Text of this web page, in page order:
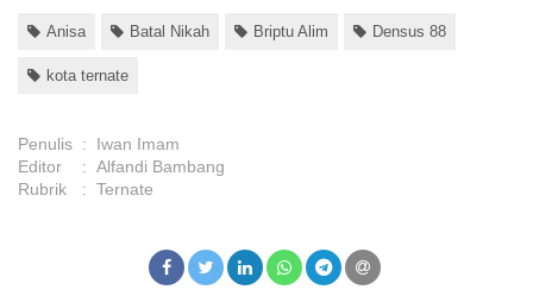
Anisa Batal Nikah Briptu Alim Densus 88
kota ternate
Penulis :
Iwan Imam
Editor
: Alfandi Bambang
Rubrik
: Ternate